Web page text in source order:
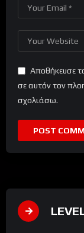
Αποθήκευσε
σε αυτόν τον
σχολιάσω.